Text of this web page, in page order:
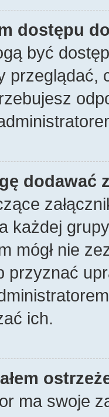
dostępu
być
dodawać
każdej
mógł nie
przyznać
ich.
ma swoje